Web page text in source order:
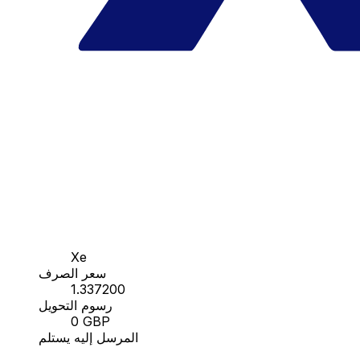
Xe
سعر الصرف
1.337200
رسوم التحويل
0 GBP
المرسل إليه يستلم